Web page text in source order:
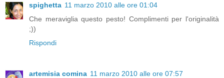
spighetta 11 marzo 2010 alle ore 01:04
Che meraviglia questo pesto! Complimenti per l'originalità
;))
Rispondi
artemisia comina 11 marzo 2010 alle ore 07:57